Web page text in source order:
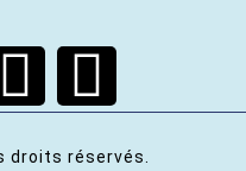
droits réservés.